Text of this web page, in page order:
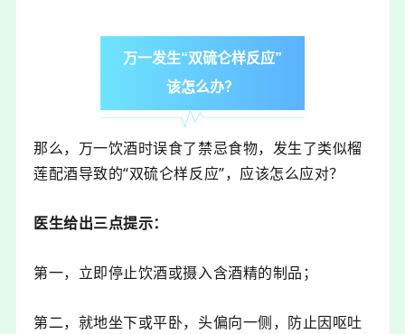
万一发生“双硫仑样反应”
该怎么办？
那么，万一饮酒时误食了禁忌食物，发生了类似榴
莲配酒导致的“双硫仑样反应”，应该怎么应对？
医生给出三点提示：
第一，立即停止饮酒或摄入含酒精的制品；
第二，就地坐下或平卧，头偏向一侧，防止因呕吐